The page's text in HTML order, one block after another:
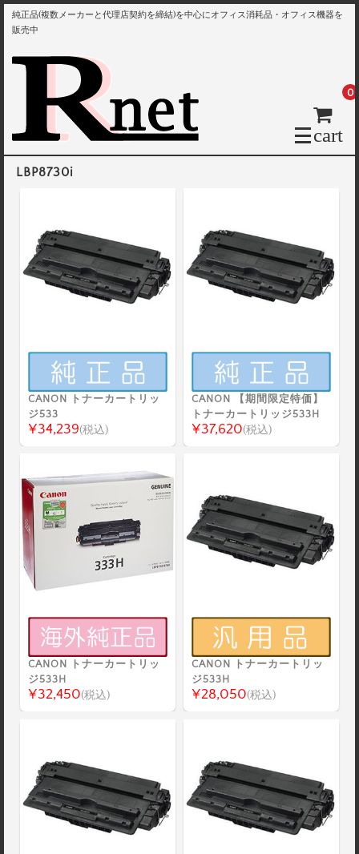
純正品(複数メーカーと代理店契約を締結)を中心にオフィス消耗品・オフィス機器を
販売中
cart
0
LBP8730i
CANON トナーカートリッ
ジ533
¥34,239(税込)
CANON 【期間限定特価】
トナーカートリッジ533H
¥37,620(税込)
CANON トナーカートリッ
ジ533H
¥32,450(税込)
CANON トナーカートリッ
ジ533H
¥28,050(税込)